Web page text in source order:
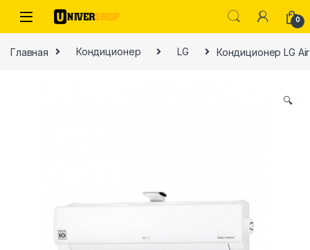
Skip to navigation
Skip to content
0
Главная Кондиционер LG Кондиционер LG
🔍